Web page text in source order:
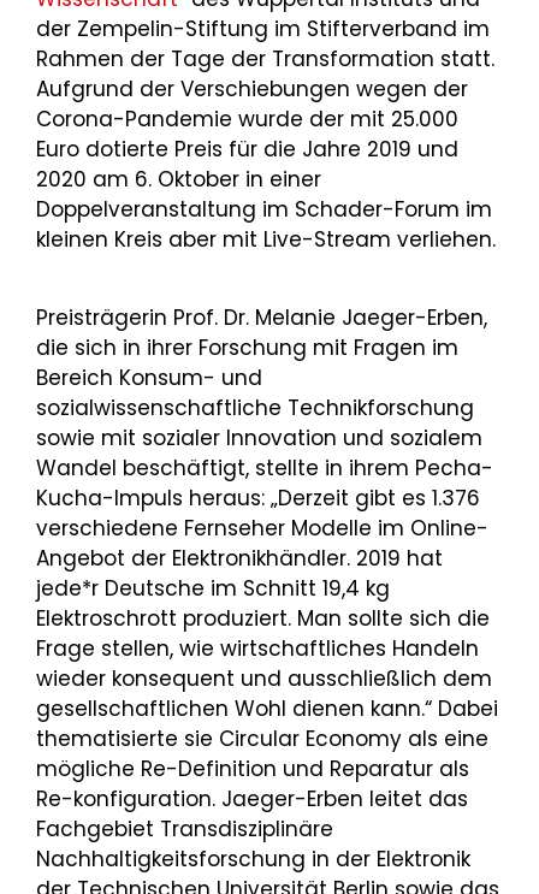
der Zempelin-Stiftung im Stifterverband im
Rahmen der Tage der Transformation statt.
Aufgrund der Verschiebungen wegen der
Corona-Pandemie wurde der mit 25.000
Euro dotierte Preis für die Jahre 2019 und
2020 am 6. Oktober in einer
Doppelveranstaltung im Schader-Forum im
kleinen Kreis aber mit Live-Stream verliehen.
Preisträgerin Prof. Dr. Melanie Jaeger-Erben,
die sich in ihrer Forschung mit Fragen im
Bereich Konsum- und
sozialwissenschaftliche Technikforschung
sowie mit sozialer Innovation und sozialem
Wandel beschäftigt, stellte in ihrem Pecha-
Kucha-Impuls heraus: „Derzeit gibt es 1.376
verschiedene Fernseher Modelle im Online-
Angebot der Elektronikhändler. 2019 hat
jede*r Deutsche im Schnitt 19,4 kg
Elektroschrott produziert. Man sollte sich die
Frage stellen, wie wirtschaftliches Handeln
wieder konsequent und ausschließlich dem
gesellschaftlichen Wohl dienen kann.“ Dabei
thematisierte sie Circular Economy als eine
mögliche Re-Definition und Reparatur als
Re-konfiguration. Jaeger-Erben leitet das
Fachgebiet Transdisziplinäre
Nachhaltigkeitsforschung in der Elektronik